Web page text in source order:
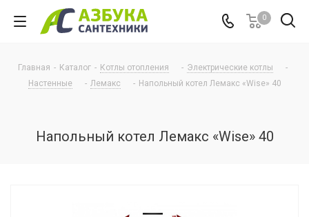
0
Главная - Каталог - Котлы отопления - Электрические котлы
-
Настенные
- Лемакс - Напольный котел Лемакс «Wise» 40
Напольный котел Лемакс «Wise» 40